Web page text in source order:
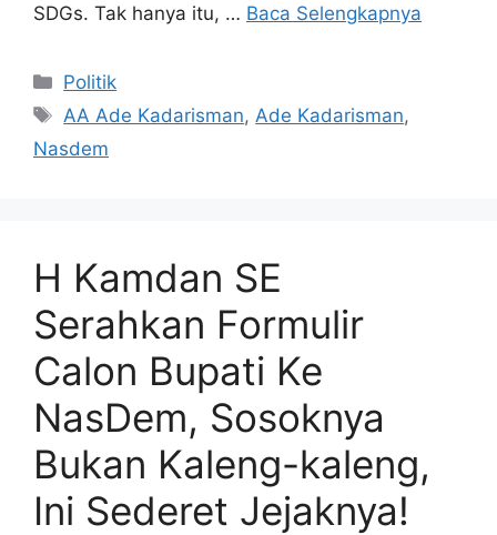
SDGs. Tak hanya itu, … Baca Selengkapnya
Kategori
Politik
Tag
AA Ade Kadarisman, Ade Kadarisman,
Nasdem
H Kamdan SE
Serahkan Formulir
Calon Bupati Ke
NasDem, Sosoknya
Bukan Kaleng-kaleng,
Ini Sederet Jejaknya!